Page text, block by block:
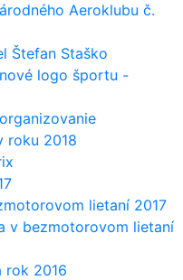
Aeroklubu č.
Štefan Staško
logo športu -
roku 2018
lietaní 2017
v bezmotorovom lietaní
rok 2016